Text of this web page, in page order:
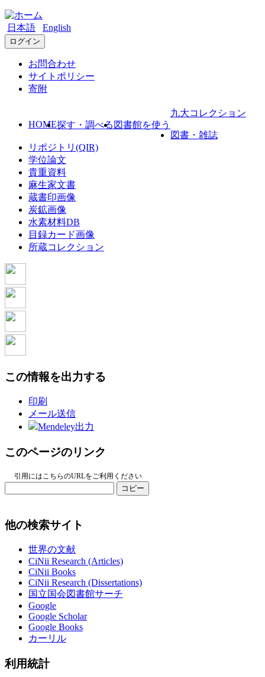
日本語 English
ログイン
お問合わせ
サイトポリシー
寄附
HOME探す・調べる 図書館を使う
九大コレクション
図書・雑誌
リポジトリ(QIR)
学位論文
貴重資料
麻生家文書
蔵書印画像
炭鉱画像
水素材料DB
目録カード画像
所蔵コレクション
この情報を出力する
印刷
メール送信
Mendeley出力
このページのリンク
引用にはこちらのURLをご利用ください
コピー
他の検索サイト
世界の文献
CiNii Research (Articles)
CiNii Books
CiNii Research (Dissertations)
国立国会図書館サーチ
Google
Google Scholar
Google Books
カーリル
利用統計